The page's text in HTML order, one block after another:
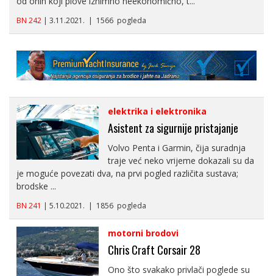
BN 242 | 3.11.2021. | 1566 pogleda
elektrika i elektronika
Asistent za sigurnije pristajanje
Volvo Penta i Garmin, čija suradnja
traje već neko vrijeme dokazali su da
je moguće povezati dva, na prvi pogled različita sustava;
brodske ...
BN 241 | 5.10.2021. | 1856 pogleda
motorni brodovi
Chris Craft Corsair 28
Ono što svakako privlači poglede su